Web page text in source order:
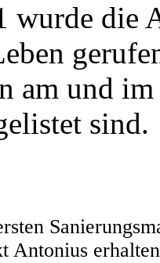
wurde die
am und
sind.
Antonius